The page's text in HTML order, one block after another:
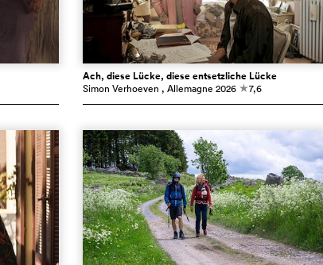
Ach, diese Lücke, diese entsetzliche Lücke
Simon Verhoeven , Allemagne 2026 c7,6